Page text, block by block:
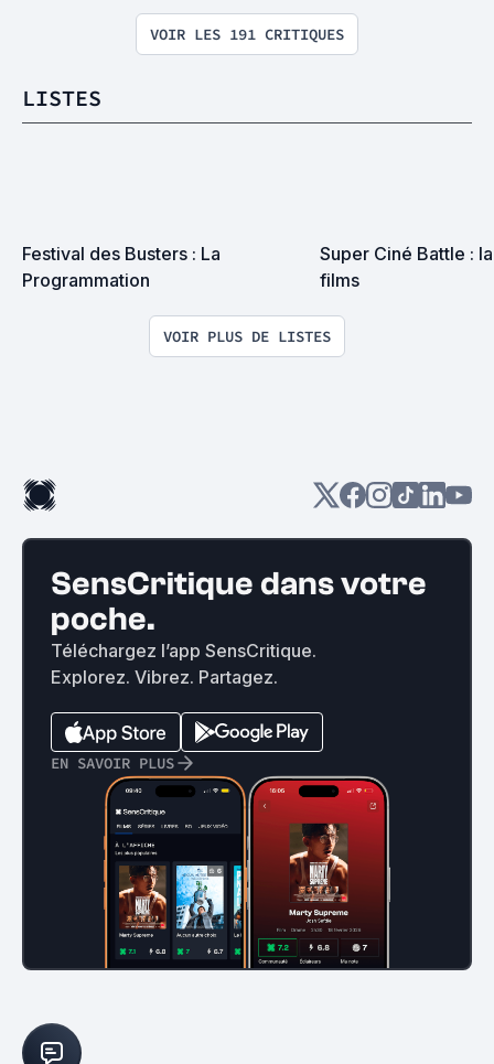
VOIR LES 191 CRITIQUES
LISTES
Festival des Busters : La
Programmation
Super Ciné Battle :
films
VOIR PLUS DE LISTES
SensCritique dans votre
poche.
Téléchargez l’app SensCritique.
Explorez. Vibrez. Partagez.
EN SAVOIR PLUS